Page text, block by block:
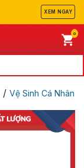
XEM NGAY
0
/ Vệ Sinh Cá Nhân